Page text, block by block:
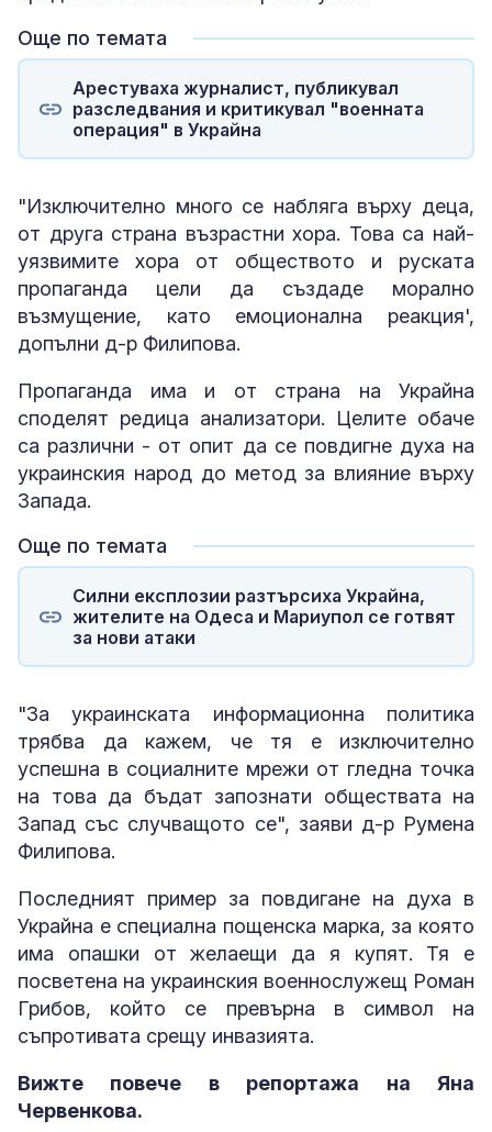
Още по темата
Арестуваха журналист, публикувал
разследвания и критикувал "военната
операция" в Украйна
"Изключително много се набляга върху деца,
от друга страна възрастни хора. Това са най-
уязвимите хора от обществото и руската
пропаганда цели да създаде морално
възмущение, като емоционална реакция',
допълни д-р Филипова.
Пропаганда има и от страна на Украйна
споделят редица анализатори. Целите обаче
са различни - от опит да се повдигне духа на
украинския народ до метод за влияние върху
Запада.
Още по темата
Силни експлозии разтърсиха Украйна,
жителите на Одеса и Мариупол се готвят
за нови атаки
"За украинската информационна политика
трябва да кажем, че тя е изключително
успешна в социалните мрежи от гледна точка
на това да бъдат запознати обществата на
Запад със случващото се", заяви д-р Румена
Филипова.
Последният пример за повдигане на духа в
Украйна е специална пощенска марка, за която
има опашки от желаещи да я купят. Тя е
посветена на украинския военнослужещ Роман
Грибов, който се превърна в символ на
съпротивата срещу инвазията.
Вижте повече в репортажа на Яна
Червенкова.